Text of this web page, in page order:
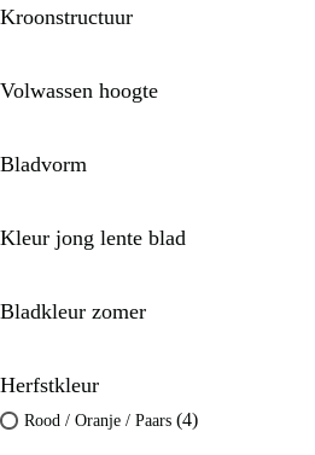
Kroonstructuur
Volwassen hoogte
Bladvorm
Kleur jong lente blad
Bladkleur zomer
Herfstkleur
Rood / Oranje / Paars (4)